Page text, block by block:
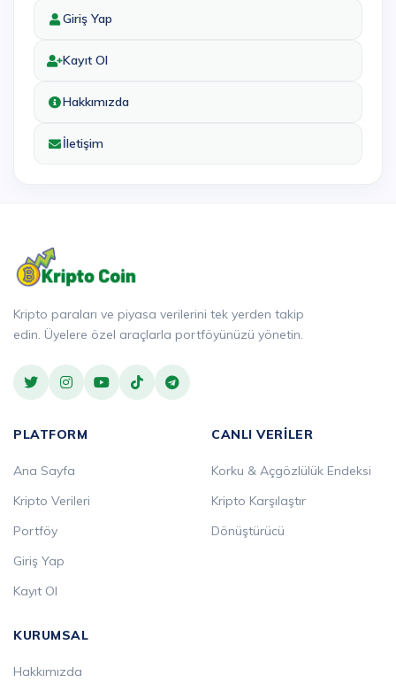
Giriş Yap
Kayıt Ol
Hakkımızda
İletişim
Kripto paraları ve piyasa verilerini tek yerden takip
edin. Üyelere özel araçlarla portföyünüzü yönetin.
PLATFORM
Ana Sayfa
Kripto Verileri
Portföy
Giriş Yap
Kayıt Ol
CANLI VERILER
Korku & Açgözlülük Endeksi
Kripto Karşılaştır
Dönüştürücü
KURUMSAL
Hakkımızda